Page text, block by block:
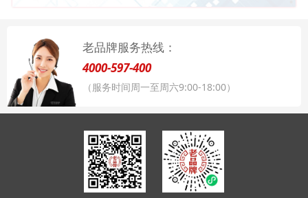
老品牌服务热线：
4000-597-400
（服务时间周一至周六9:00-18:00）